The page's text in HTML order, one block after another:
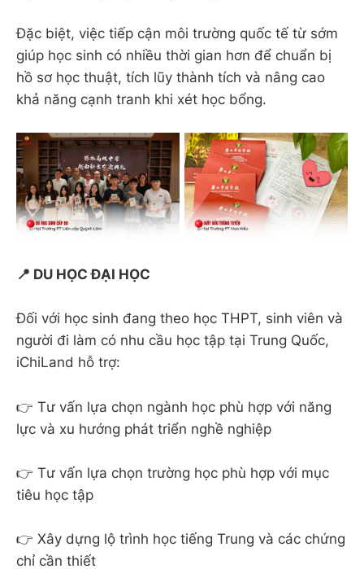
Đặc biệt, việc tiếp cận môi trường quốc tế từ sớm
giúp học sinh có nhiều thời gian hơn để chuẩn bị
hồ sơ học thuật, tích lũy thành tích và nâng cao
khả năng cạnh tranh khi xét học bổng.
📍 DU HỌC ĐẠI HỌC
Đối với học sinh đang theo học THPT, sinh viên và
người đi làm có nhu cầu học tập tại Trung Quốc,
iChiLand hỗ trợ:
👉 Tư vấn lựa chọn ngành học phù hợp với năng
lực và xu hướng phát triển nghề nghiệp
👉 Tư vấn lựa chọn trường học phù hợp với mục
tiêu học tập
👉 Xây dựng lộ trình học tiếng Trung và các chứng
chỉ cần thiết